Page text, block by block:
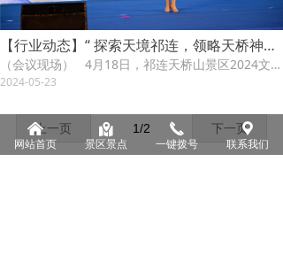
【行业动态】“ 探索天境祁连，领略天桥神韵”天桥山景区推介会在西宁举办
（会议现场） 4月18日，祁连天桥山景区2024文旅资源产品推介会在青海西宁举行。
2024-05-23
上一页 下一页
1/2
낀
网站首页
낕
景区景点
끅
一键拨号
끇
联系我们